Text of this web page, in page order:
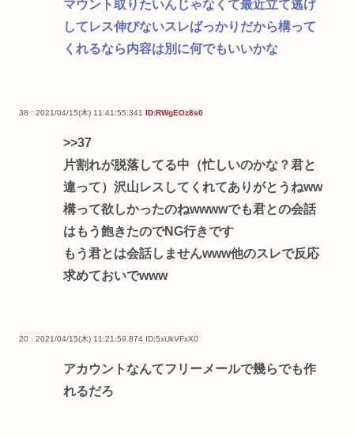
マウント取りたいんじゃなくて最近立て逃げ
してレス伸びないスレばっかりだから構って
くれるなら内容は別に何でもいいかな
38 : 2021/04/15(木) 11:41:55.341 ID:RWgEOz8s0
>>37
片割れが脱落してる中（忙しいのかな？君と
違って）沢山レスしてくれてありがとうねww
構って欲しかったのねwwwwでも君との会話
はもう飽きたのでNG行きです
もう君とは会話しませんwww他のスレで反応
求めておいでwww
20 : 2021/04/15(木) 11:21:59.874 ID:5xUkVFxX0
アカウントなんてフリーメールで幾らでも作
れるだろ